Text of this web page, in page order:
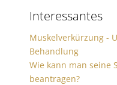
Interessantes
Muskelverkürzung -
Behandlung
Wie kann man seine
beantragen?